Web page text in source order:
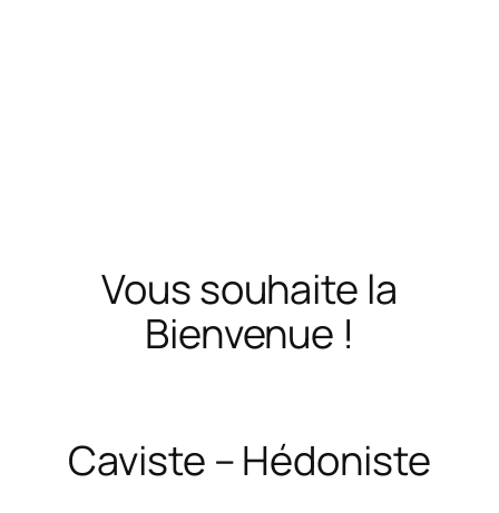
Vous souhaite la
Bienvenue !
Caviste – Hédoniste